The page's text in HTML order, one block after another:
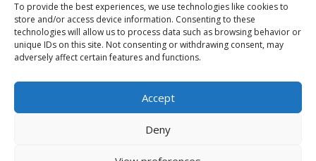
To provide the best experiences, we use technologies like cookies to
store and/or access device information. Consenting to these
technologies will allow us to process data such as browsing behavior or
unique IDs on this site. Not consenting or withdrawing consent, may
adversely affect certain features and functions.
Accept
Deny
©Nésiris. Katia Picollier est Démonstratrice
indépendante pour Stampin' Up!®. Katia est
responsable du contenu de ce site, pour toute
utilisation des tutos/images/photos une